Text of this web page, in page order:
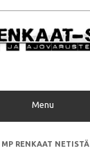
Menu
MP RENKAAT NETISTÄ